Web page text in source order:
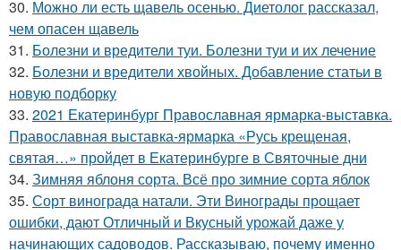
30. Можно ли есть щавель осенью. Диетолог рассказал,
чем опасен щавель
31. Болезни и вредители туи. Болезни туи и их лечение
32. Болезни и вредители хвойных. Добавление статьи в
новую подборку
33. 2021 Екатеринбург Православная ярмарка-выставка.
Православная выставка-ярмарка «Русь крещеная,
святая…» пройдет в Екатеринбурге в Святочные дни
34. Зимняя яблоня сорта. Всё про зимние сорта яблок
35. Сорт винограда натали. Эти Винограды прощает
ошибки, дают Отличный и Вкусный урожай даже у
начинающих садоводов. Рассказываю, почему именно